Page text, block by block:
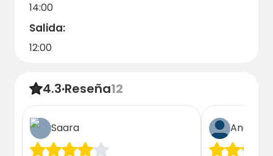
14:00
Salida:
12:00
4.3·Reseña12
Saara Anett